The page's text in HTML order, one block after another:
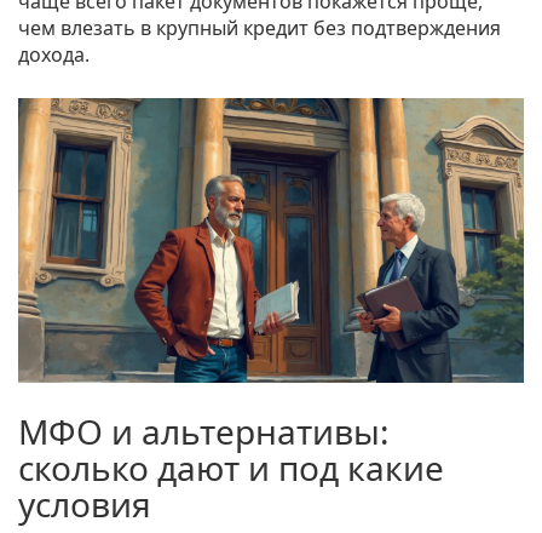
чем влезать в крупный кредит без подтверждения
дохода.
МФО и альтернативы:
сколько дают и под какие
условия